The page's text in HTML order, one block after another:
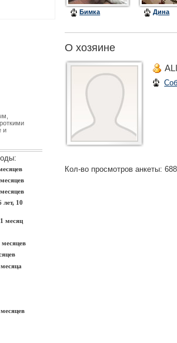
и
лет, 10
месяц
Бимка Дина
О хозяине
Кол-во просмотров анкеты: